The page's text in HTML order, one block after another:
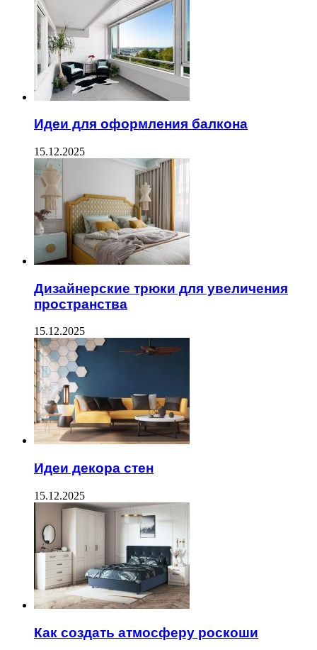
Идеи для оформления балкона
15.12.2025
Дизайнерские трюки для увеличения
пространства
15.12.2025
Идеи декора стен
15.12.2025
Как создать атмосферу роскоши